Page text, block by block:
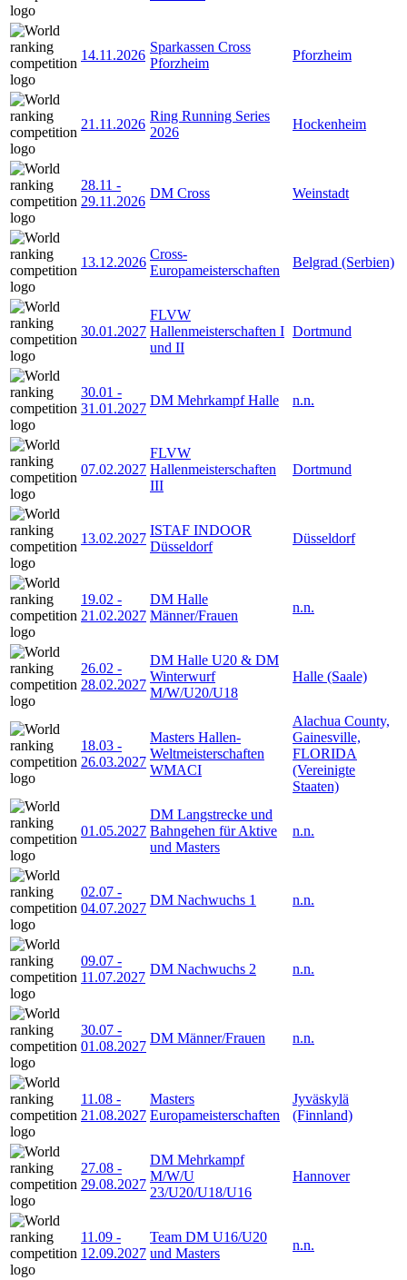
14.11.2026
Sparkassen Cross
Pforzheim
Pforzheim
21.11.2026
Ring Running Series
2026
Hockenheim
28.11 -
29.11.2026
DM Cross Weinstadt
13.12.2026
Cross-
Europameisterschaften
Belgrad (Serbien)
30.01.2027
FLVW
Hallenmeisterschaften I
und II
Dortmund
30.01 -
31.01.2027
DM Mehrkampf Halle n.n.
07.02.2027
FLVW
Hallenmeisterschaften
III
Dortmund
13.02.2027
ISTAF INDOOR
Düsseldorf
Düsseldorf
19.02 -
21.02.2027
DM Halle
Männer/Frauen
n.n.
26.02 -
28.02.2027
DM Halle U20 & DM
Winterwurf
M/W/U20/U18
Halle (Saale)
18.03 -
26.03.2027
Masters Hallen-
Weltmeisterschaften
WMACI
Alachua County,
Gainesville,
FLORIDA
(Vereinigte
Staaten)
01.05.2027
DM Langstrecke und
Bahngehen für Aktive
und Masters
n.n.
02.07 -
04.07.2027
DM Nachwuchs 1 n.n.
09.07 -
11.07.2027
DM Nachwuchs 2 n.n.
30.07 -
01.08.2027
DM Männer/Frauen n.n.
11.08 -
21.08.2027
Masters
Europameisterschaften
Jyväskylä
(Finnland)
27.08 -
29.08.2027
DM Mehrkampf
M/W/U
23/U20/U18/U16
Hannover
11.09 -
12.09.2027
Team DM U16/U20
und Masters
n.n.